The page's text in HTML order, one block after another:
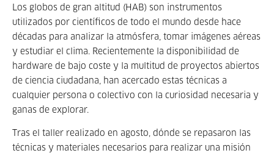
Los globos de gran altitud (HAB) son instrumentos
utilizados por científicos de todo el mundo desde hace
décadas para analizar la atmósfera, tomar imágenes aéreas
y estudiar el clima. Recientemente la disponibilidad de
hardware de bajo coste y la multitud de proyectos abiertos
de ciencia ciudadana, han acercado estas técnicas a
cualquier persona o colectivo con la curiosidad necesaria y
ganas de explorar.
Tras el taller realizado en agosto, dónde se repasaron las
técnicas y materiales necesarios para realizar una misión